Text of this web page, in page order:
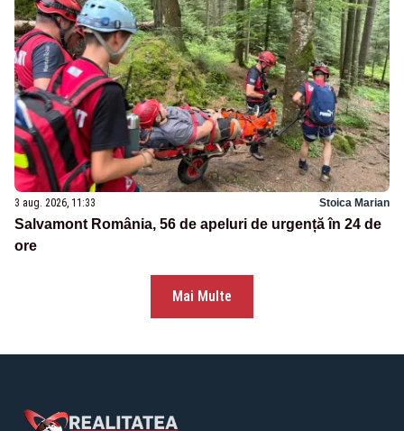
3 aug. 2026, 11:33 Stoica Marian
Salvamont România, 56 de apeluri de urgență în 24 de
ore
Mai Multe